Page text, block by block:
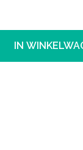
IN